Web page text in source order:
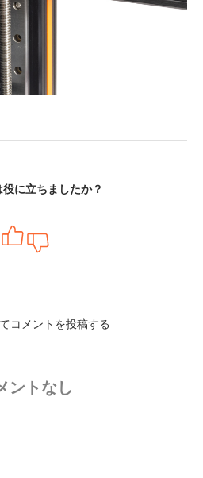
に立ちましたか？
コメントを投稿する
ントなし